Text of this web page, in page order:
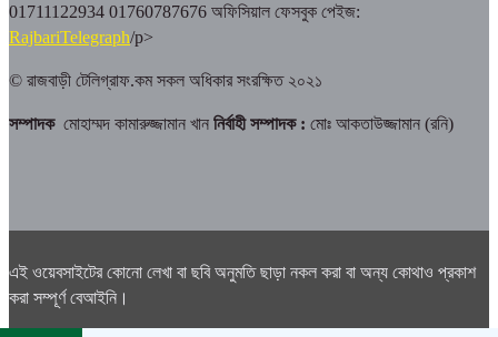
01711122934 01760787676 অফিসিয়াল ফেসবুক পেইজ:
RajbariTelegraph/p>
© রাজবাড়ী টেলিগ্রাফ.কম সকল অধিকার সংরক্ষিত ২০২১
সম্পাদক মোহাম্মদ কামারুজ্জামান খান নির্বাহী সম্পাদক : মোঃ আকতাউজ্জামান (রনি)
এই ওয়েবসাইটের কোনো লেখা বা ছবি অনুমতি ছাড়া নকল করা বা অন্য কোথাও প্রকাশ
করা সম্পূর্ণ বেআইনি।